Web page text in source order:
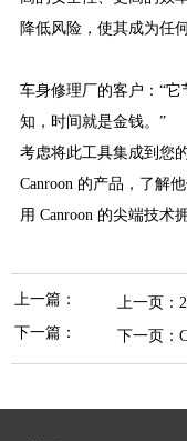
降低风险，使其成为任
车身修理厂的客户：“
知，时间就是金钱。”
考虑将此工具集成到您
Canroon 的产品，了解
用 Canroon 的尖端技术
上一篇： 上一页：
下一篇：
下一页：